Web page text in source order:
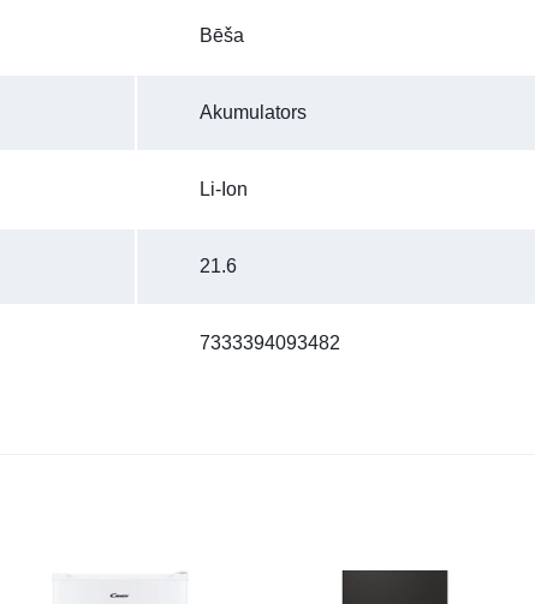
Bēša
Akumulators
Li-Ion
21.6
7333394093482